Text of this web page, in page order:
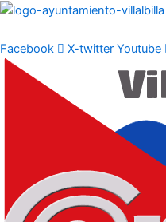
Ir
contenido
Facebook X-twitter Youtube